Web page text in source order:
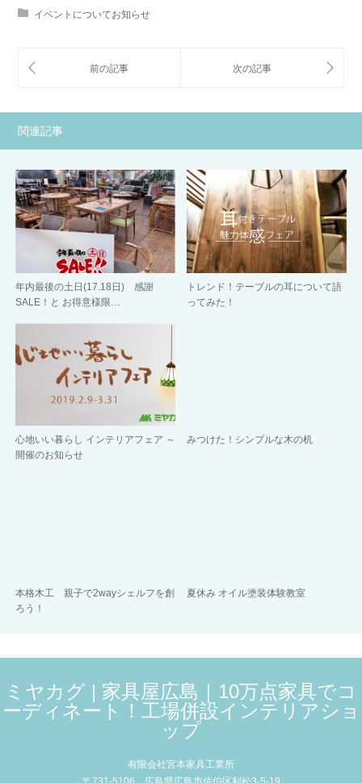
イベントについてお知らせ
関連記事
年内最後の土日(17.18日) 感謝
SALE！と お得意様限…
トレンド！テーブルの耳について語
ってみた！
心地いい暮らし インテリアフェア ～
開催のお知らせ
みつけた！シンプルな木の机
本格木工 親子で2wayシェルフを創
ろう！
夏休み オイル塗装体験教室
ミヤカグ | 家具屋広島｜10万点家具でコ
ーディネート！工場併設インテリアショ
ップ
有限会社宮本家具工業所